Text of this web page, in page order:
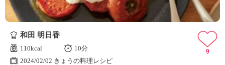
和田 明日香
110kcal
10分
2024/02/02 きょうの料理レシピ
9